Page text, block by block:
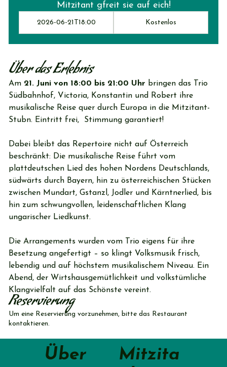
Über
Mitzita
Mitzitant gfreit sie auf eich!
2026-06-21T18:00 Kostenlos
Über das Erlebnis
Am 21. Juni von 18:00 bis 21:00 Uhr bringen das Trio
Südbahnhof, Victoria, Konstantin und Robert ihre
musikalische Reise quer durch Europa in die Mitzitant-
Stubn. Eintritt frei,  Stimmung garantiert!
Dabei bleibt das Repertoire nicht auf Österreich
beschränkt: Die musikalische Reise führt vom
plattdeutschen Lied des hohen Nordens Deutschlands,
südwärts durch Bayern, hin zu österreichischen Stücken
zwischen Mundart, Gstanzl, Jodler und Kärntnerlied, bis
hin zum schwungvollen, leidenschaftlichen Klang
ungarischer Liedkunst.
Die Arrangements wurden vom Trio eigens für ihre
Besetzung angefertigt – so klingt Volksmusik frisch,
lebendig und auf höchstem musikalischem Niveau. Ein
Abend, der Wirtshausgemütlichkeit und volkstümliche
Klangvielfalt auf das Schönste vereint.
Reservierung
Um eine Reservierung vorzunehmen, bitte das Restaurant
kontaktieren.